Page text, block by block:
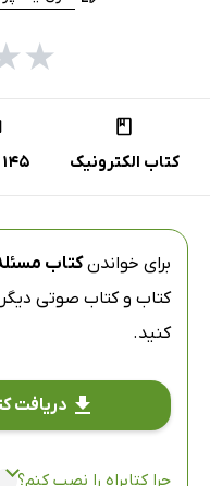
★
کتاب الکترونیک 145 صفحه
برای خواندنکتاب
کتاب و کتاب صوتی
کنید.
دریافت
چرا کتابراه را نصب کنم؟